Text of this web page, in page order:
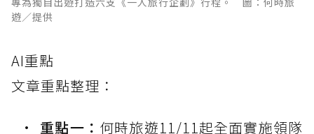
遊／提供
AI重點
文章重點整理：
重點一： 何時旅遊11/11起全面實施領隊